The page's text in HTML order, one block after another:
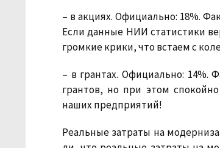
– в акциях. Официально: 18%.
Если данные НИИ статистики
громкие крики, что встаем с
– в грантах. Официально: 14%.
грантов, но при этом
наших предприятий!
Реальные затраты на